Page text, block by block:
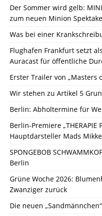
Der Sommer wird gelb:
zum neuen Minion
Was bei einer
Flughafen Frankfurt setzt
Auracast für öffentliche
Erster Trailer von „Masters
Wir stehen zu Artikel 5
Berlin: Abholtermine für
Berlin-Premiere „THERAPIE
Hauptdarsteller Mads
SPONGEBOB
Berlin
Grüne Woche 2026:
Zwanziger zurück
Die neuen